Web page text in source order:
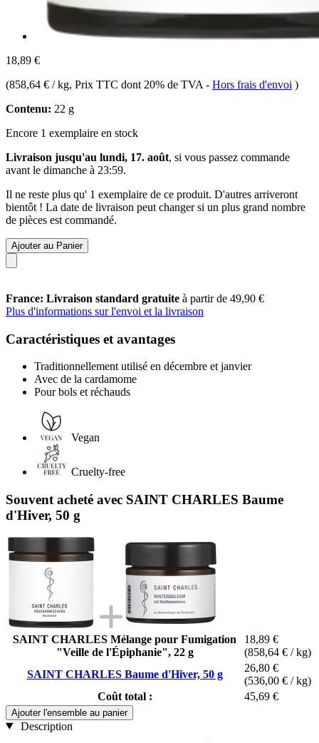
18,89 €
(858,64 € / kg, Prix TTC dont 20% de TVA - Hors frais d'envoi )
Contenu: 22 g
Encore 1 exemplaire en stock
Livraison jusqu'au lundi, 17. août, si vous passez commande
avant le dimanche à 23:59.
Il ne reste plus qu' 1 exemplaire de ce produit. D'autres arriveront
bientôt ! La date de livraison peut changer si un plus grand nombre
de pièces est commandé.
Ajouter au Panier
France: Livraison standard gratuite à partir de 49,90 €
Plus d'informations sur l'envoi et la livraison
Caractéristiques et avantages
Traditionnellement utilisé en décembre et janvier
Avec de la cardamome
Pour bols et réchauds
Vegan
Cruelty-free
Souvent acheté avec SAINT CHARLES Baume
d'Hiver, 50 g
SAINT CHARLES Mélange pour Fumigation
"Veille de l'Épiphanie", 22 g
18,89 €
(858,64 € / kg)
SAINT CHARLES Baume d'Hiver, 50 g
26,80 €
(536,00 € / kg)
Coût total :
45,69 €
Ajouter l'ensemble au panier
Description